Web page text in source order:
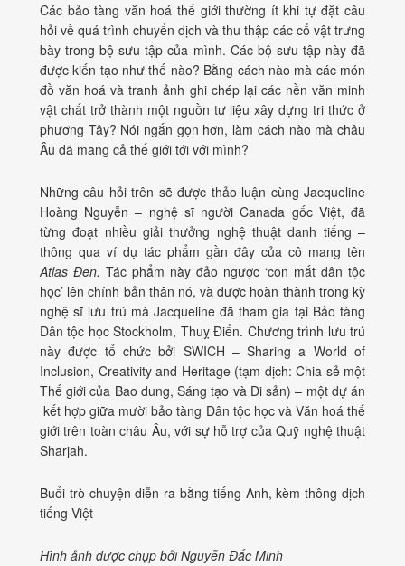
Các bảo tàng văn hoá thế giới thường ít khi tự đặt câu
hỏi về quá trình chuyển dịch và thu thập các cổ vật trưng
bày trong bộ sưu tập của mình. Các bộ sưu tập này đã
được kiến tạo như thế nào? Bằng cách nào mà các món
đồ văn hoá và tranh ảnh ghi chép lại các nền văn minh
vật chất trở thành một nguồn tư liệu xây dựng tri thức ở
phương Tây? Nói ngắn gọn hơn, làm cách nào mà châu
Âu đã mang cả thế giới tới với mình?
Những câu hỏi trên sẽ được thảo luận cùng Jacqueline
Hoàng Nguyễn – nghệ sĩ người Canada gốc Việt, đã
từng đoạt nhiều giải thưởng nghệ thuật danh tiếng –
thông qua ví dụ tác phẩm gần đây của cô mang tên
Atlas Đen. Tác phẩm này đảo ngược ‘con mắt dân tộc
học’ lên chính bản thân nó, vàđược hoàn thành trong kỳ
nghệ sĩ lưu trú mà Jacqueline đã tham gia tại Bảo tàng
Dân tộc học Stockholm, Thuỵ Điển. Chương trình lưu trú
này được tổ chức bởi SWICH – Sharing a World of
Inclusion, Creativity and Heritage (tạm dịch: Chia sẻ một
Thế giới của Bao dung, Sáng tạo và Di sản) – một dự án
kết hợp giữa mười bảo tàng Dân tộc học và Văn hoá thế
giới trên toàn châu Âu, với sự hỗ trợ của Quỹ nghệ thuật
Sharjah.
Buổi trò chuyện diễn ra bằng tiếng Anh, kèm thông dịch
tiếng Việt
Hình ảnh được chụp bởi Nguyễn Đắc Minh